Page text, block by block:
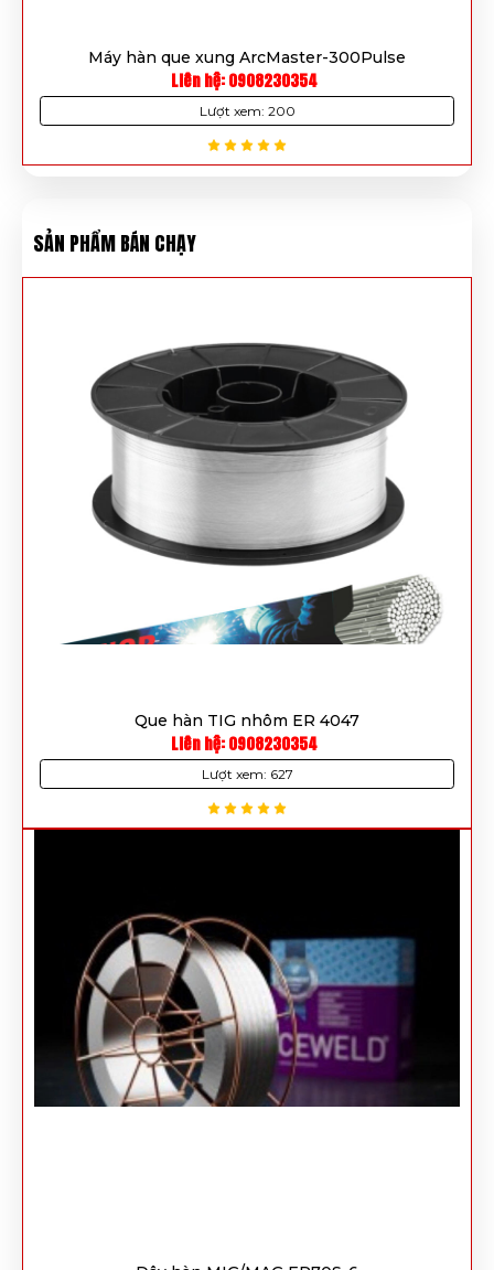
Máy hàn que xung ArcMaster-300Pulse
Liên hệ: 0908230354
Lượt xem: 200
SẢN PHẨM BÁN CHẠY
Que hàn TIG nhôm ER 4047
Liên hệ: 0908230354
Lượt xem: 627